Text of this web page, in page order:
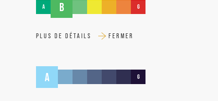
A B G
PLUS DE DÉTAILS FERMER
A G